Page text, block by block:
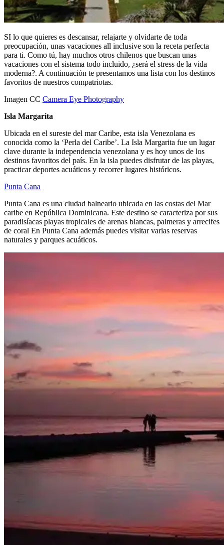
SI lo que quieres es descansar, relajarte y olvidarte de toda
preocupación, unas vacaciones all inclusive son la receta perfecta
para ti. Como tú, hay muchos otros chilenos que buscan unas
vacaciones con el sistema todo incluido, ¿será el stress de la vida
moderna?. A continuación te presentamos una lista con los destinos
favoritos de nuestros compatriotas.
Imagen CC Camera Eye Photography
Isla Margarita
Ubicada en el sureste del mar Caribe, esta isla Venezolana es
conocida como la ‘Perla del Caribe’. La Isla Margarita fue un lugar
clave durante la independencia venezolana y es hoy unos de los
destinos favoritos del país. En la isla puedes disfrutar de las playas,
practicar deportes acuáticos y recorrer lugares históricos.
Punta Cana
Punta Cana es una ciudad balneario ubicada en las costas del Mar
caribe en República Dominicana. Este destino se caracteriza por sus
paradisíacas playas tropicales de arenas blancas, palmeras y arrecifes
de coral En Punta Cana además puedes visitar varias reservas
naturales y parques acuáticos.